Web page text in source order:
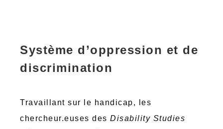
Système d’oppression et de
discrimination
Travaillant sur le handicap, les
chercheur.euses des Disability Studies